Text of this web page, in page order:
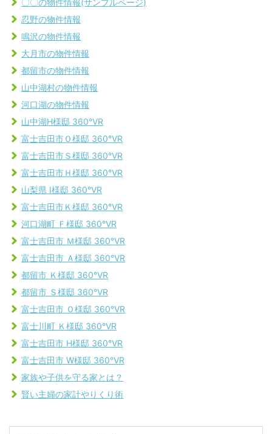
〇〇の物件情報(サンプルページ)
忍野の物件情報
鳴沢の物件情報
大月市の物件情報
都留市の物件情報
山中湖村の物件情報
河口湖の物件情報
山中湖H様邸 360°VR
富士吉田市Ｏ様邸 360°VR
富士吉田市Ｓ様邸 360°VR
富士吉田市Ｈ様邸 360°VR
山梨県 I様邸 360°VR
富士吉田市Ｋ様邸 360°VR
河口湖町 Ｆ様邸 360°VR
富士吉田市 Ｍ様邸 360°VR
富士吉田市 Ａ様邸 360°VR
都留市 Ｋ様邸 360°VR
都留市 Ｓ様邸 360°VR
富士吉田市 Ｏ様邸 360°VR
富士川町 Ｋ様邸 360°VR
富士吉田市 H様邸 360°VR
富士吉田市 W様邸 360°VR
家族や子供を守る家とは？
賢い主婦の家計やりくり術